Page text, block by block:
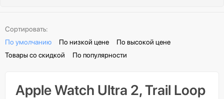
Сортировать:
По умолчанию
По низкой цене
По высокой цене
Товары со скидкой
По популярности
Apple Watch Ultra 2, Trail Loop